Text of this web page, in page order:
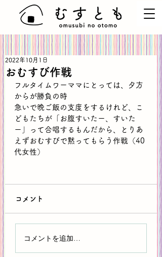
おむすび作戦
2022年10月1日
フルタイムワーママにとっては、夕方
からが勝負の時
急いで晩ご飯の支度をするけれど、こ
どもたちが「お腹すいたー、すいた
ー」って合唱するもんだから、とりあ
えずおむすびで黙ってもらう作戦（40
代女性）
コメント
コメントを追加…